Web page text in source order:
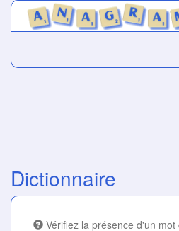
Dictionnaire
Vérifiez la présence d'un